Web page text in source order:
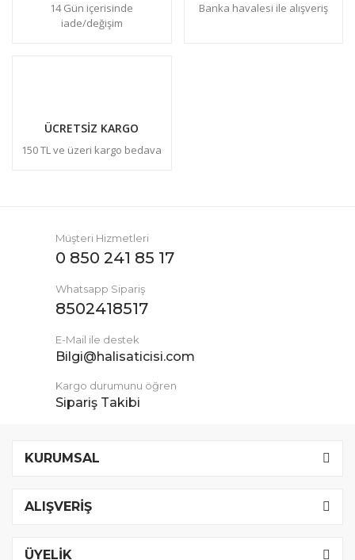
14 Gün içerisinde
iade/değişim
Banka havalesi ile alışveriş
ÜCRETSİZ KARGO
150 TL ve üzeri kargo bedava
Müşteri Hizmetleri
0 850 241 85 17
Whatsapp Sipariş
8502418517
E-Mail ile destek
Bilgi@halisaticisi.com
Kargo durumunu öğren
Sipariş Takibi
KURUMSAL
ALIŞVERİŞ
ÜYELİK